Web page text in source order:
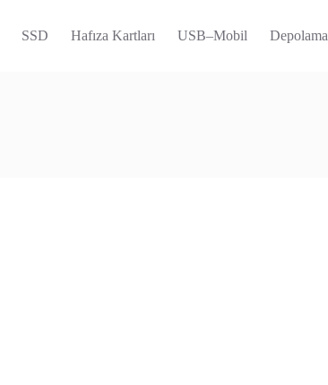
SSD Hafıza Kartları USB–Mobil Depolama